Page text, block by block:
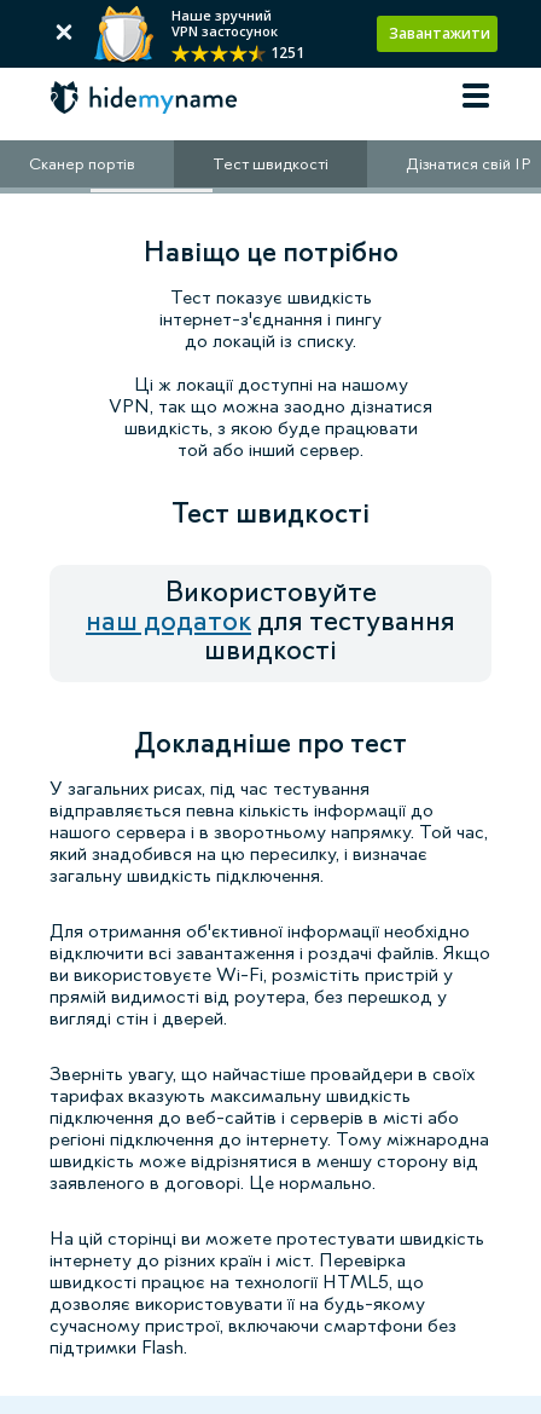
Наше зручний
VPN застосунок
1251
Завантажити
Сканер портів Тест швидкості Дізнатися свій IP
Навіщо це потрібно
Тест показує швидкість
інтернет-з'єднання і пингу
до локацій із списку.
Ці ж локації доступні на нашому
VPN, так що можна заодно дізнатися
швидкість, з якою буде працювати
той або інший сервер.
Тест швидкості
Використовуйте
наш додаток для тестування
швидкості
Докладніше про тест
У загальних рисах, під час тестування
відправляється певна кількість інформації до
нашого сервера і в зворотньому напрямку. Той час,
який знадобився на цю пересилку, і визначає
загальну швидкість підключення.
Для отримання об'єктивної інформації необхідно
відключити всі завантаження і роздачі файлів. Якщо
ви використовуєте Wi-Fi, розмістіть пристрій у
прямій видимості від роутера, без перешкод у
вигляді стін і дверей.
Зверніть увагу, що найчастіше провайдери в своїх
тарифах вказують максимальну швидкість
підключення до веб-сайтів і серверів в місті або
регіоні підключення до інтернету. Тому міжнародна
швидкість може відрізнятися в меншу сторону від
заявленого в договорі. Це нормально.
На цій сторінці ви можете протестувати швидкість
інтернету до різних країн і міст. Перевірка
швидкості працює на технології HTML5, що
дозволяє використовувати її на будь-якому
сучасному пристрої, включаючи смартфони без
підтримки Flash.